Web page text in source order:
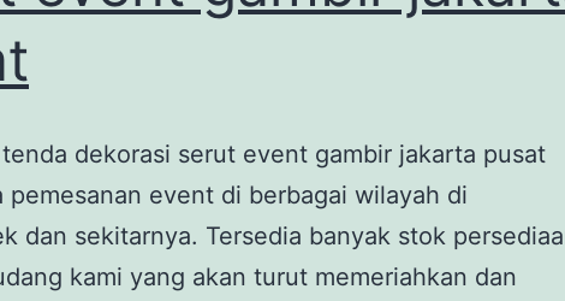
dekorasi serut event gambir jakarta pusat
pemesanan event di berbagai wilayah di
dan sekitarnya. Tersedia banyak stok
kami yang akan turut memeriahkan dan